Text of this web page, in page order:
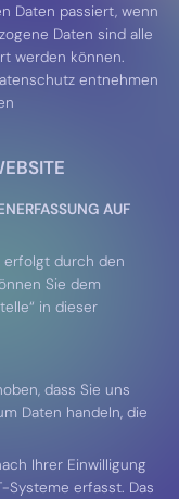
Daten passiert, wenn
Daten sind alle
werden können.
entnehmen
AUF
erfolgt durch den
Sie dem
in dieser
dass Sie uns
Daten handeln, die
Ihrer Einwilligung
Systeme erfasst. Das